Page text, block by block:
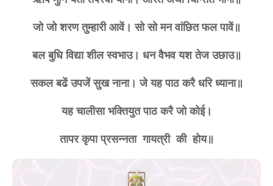
जो जो शरण तुम्हारी आवें। सो सो मन वांछित फल पावें॥
बल बुधि विद्या शील स्वभाउ। धन वैभव यश तेज उछाउ॥
सकल बढें उपजें सुख नाना। जे यह पाठ करै धरि ध्याना॥
यह चालीसा भक्तियुत पाठ करै जो कोई।
तापर कृपा प्रसन्नता गायत्री की होय॥